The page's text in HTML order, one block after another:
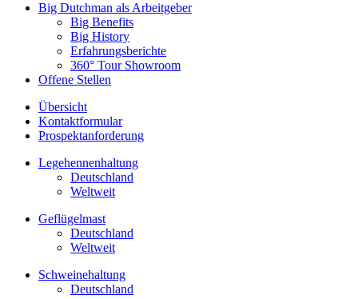
Big Dutchman als Arbeitgeber
Big Benefits
Big History
Erfahrungsberichte
360° Tour Showroom
Offene Stellen
Übersicht
Kontaktformular
Prospektanforderung
Legehennenhaltung
Deutschland
Weltweit
Geflügelmast
Deutschland
Weltweit
Schweinehaltung
Deutschland